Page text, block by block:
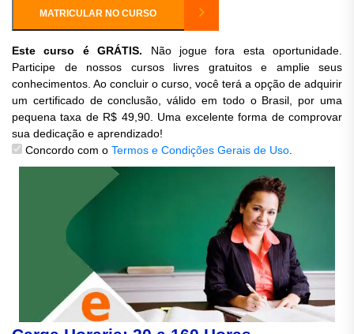
MATRICULAR NO CURSO
Este curso é GRÁTIS. Não jogue fora esta oportunidade.
Participe de nossos cursos livres gratuitos e amplie seus
conhecimentos. Ao concluir o curso, você terá a opção de adquirir
um certificado de conclusão, válido em todo o Brasil, por uma
pequena taxa de R$ 49,90. Uma excelente forma de comprovar
sua dedicação e aprendizado!
Concordo com o Termos e Condições Gerais de Uso